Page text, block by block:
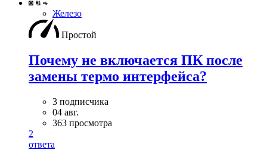
Железо
Простой
Почему не включается ПК после
замены термо интерфейса?
3 подписчика
04 авг.
363 просмотра
2
ответа